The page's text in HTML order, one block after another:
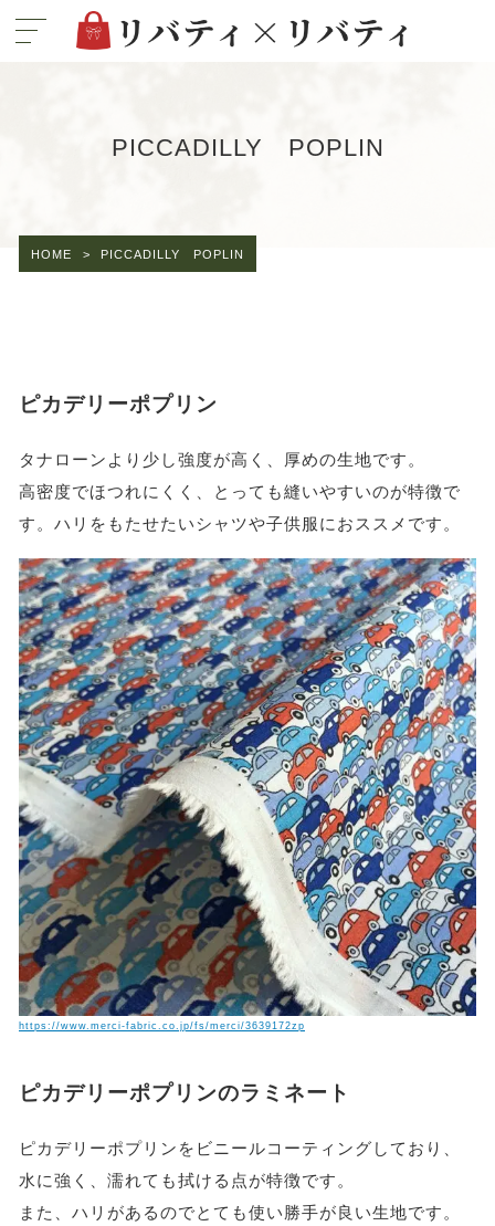
PICCADILLY POPLIN
HOME > PICCADILLY POPLIN
ピカデリーポプリン
タナローンより少し強度が高く、厚めの生地です。
高密度でほつれにくく、とっても縫いやすいのが特徴で
す。ハリをもたせたいシャツや子供服におススメです。
https://www.merci-fabric.co.jp/fs/merci/3639172zp
ピカデリーポプリンのラミネート
ピカデリーポプリンをビニールコーティングしており、
水に強く、濡れても拭ける点が特徴です。
また、ハリがあるのでとても使い勝手が良い生地です。